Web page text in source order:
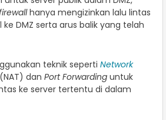
hanya mengizinkan lalu lintas
DMZ serta arus balik yang telah
teknik seperti Network
(NAT) dan Port Forwarding untuk
ke server tertentu di dalam